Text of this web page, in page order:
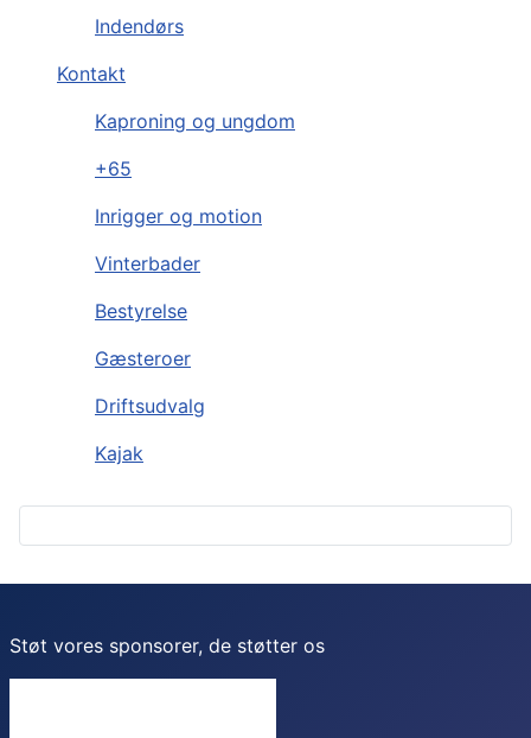
Indendørs
Kontakt
Kaproning og ungdom
+65
Inrigger og motion
Vinterbader
Bestyrelse
Gæsteroer
Driftsudvalg
Kajak
Støt vores sponsorer, de støtter os